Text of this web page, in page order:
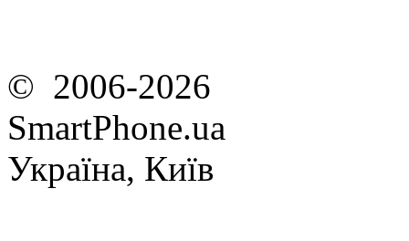
© 2006-2026
SmartPhone.ua
Україна, Київ